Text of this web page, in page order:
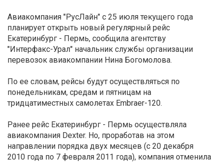
Авиакомпания "РусЛайн" с 25 июля текущего года
планирует открыть новый регулярный рейс
Екатеринбург - Пермь, сообщила агентству
"Интерфакс-Урал" начальник службы организации
перевозок авиакомпании Нина Богомолова.
По ее словам, рейсы будут осуществляться по
понедельникам, средам и пятницам на
тридцатиместных самолетах Embraer-120.
Ранее рейс Екатеринбург - Пермь осуществляла
авиакомпания Dexter. Но, проработав на этом
направлении порядка двух месяцев (с 20 декабря
2010 года по 7 февраля 2011 года), компания отменила